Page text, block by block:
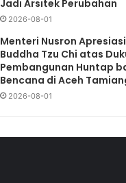
Jadi Arsitek Perubahan
2026-08-01
Menteri Nusron
Buddha Tzu Chi atas
Pembangunan Huntap
Bencana di Aceh
2026-08-01